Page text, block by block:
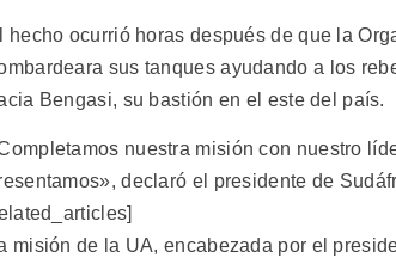
hecho ocurrió horas después de que la
sus tanques ayudando a los
Bengasi, su bastión en el este del país.
nuestra misión con nuestro
declaró el presidente de
misión de la UA, encabezada por el